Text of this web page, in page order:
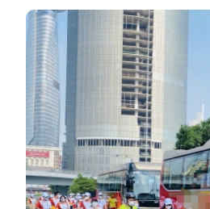
dễ chịu hơn rất
nghiệm – từ chiếc xe sạch sẽ,
người nhà. Và nếu bạn từng đi
sẽ hiểu vì sao dịch vụ này ngày